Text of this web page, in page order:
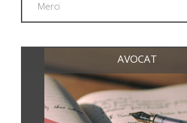
Merci
AVOCAT